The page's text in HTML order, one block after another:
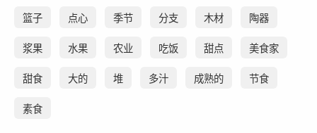
篮子 点心 季节 分支 木材 陶器
浆果 水果 农业 吃饭 甜点 美食家
甜食 大的 堆 多汁 成熟的 节食
素食